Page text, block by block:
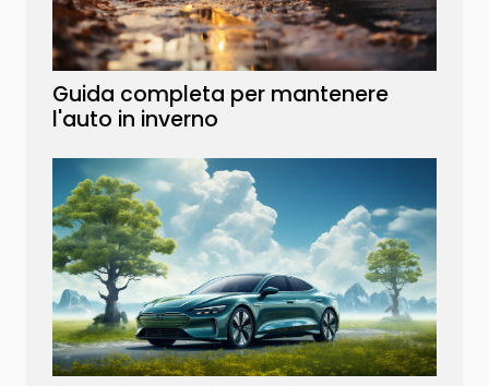
Guida completa per mantenere
l'auto in inverno